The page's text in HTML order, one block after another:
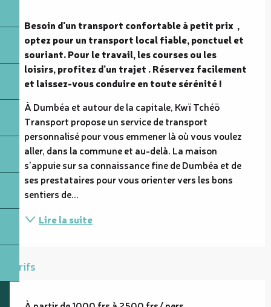
Besoin d'un transport confortable à petit prix  ,
optez pour un transport local fiable, ponctuel et
souriant. Pour le travail, les courses ou les
loisirs, profitez d’un trajet . Réservez facilement
et laissez-vous conduire en toute sérénité !
À Dumbéa et autour de la capitale, Kwï Tchéö
Transport propose un service de transport
personnalisé pour vous emmener là où vous voulez
aller, dans la commune et au-delà. La maison
s'appuie sur sa connaissance fine de Dumbéa et de
ses prestataires pour vous orienter vers les bons
sentiers de...
Lire la suite
Tarifs